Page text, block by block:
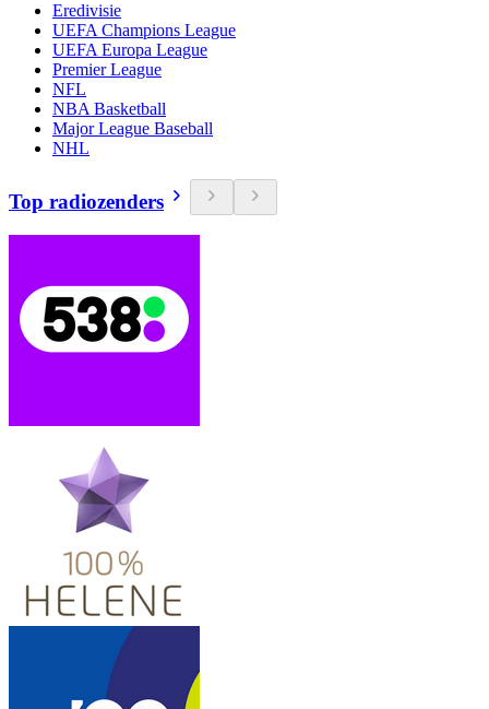
Eredivisie
UEFA Champions League
UEFA Europa League
Premier League
NFL
NBA Basketball
Major League Baseball
NHL
Top radiozenders